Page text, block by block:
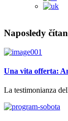
Naposledy
Una vita offerta:
La testimonianza